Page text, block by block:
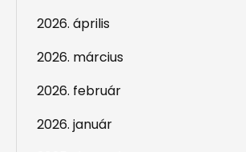
2026. április
2026. március
2026. február
2026. január